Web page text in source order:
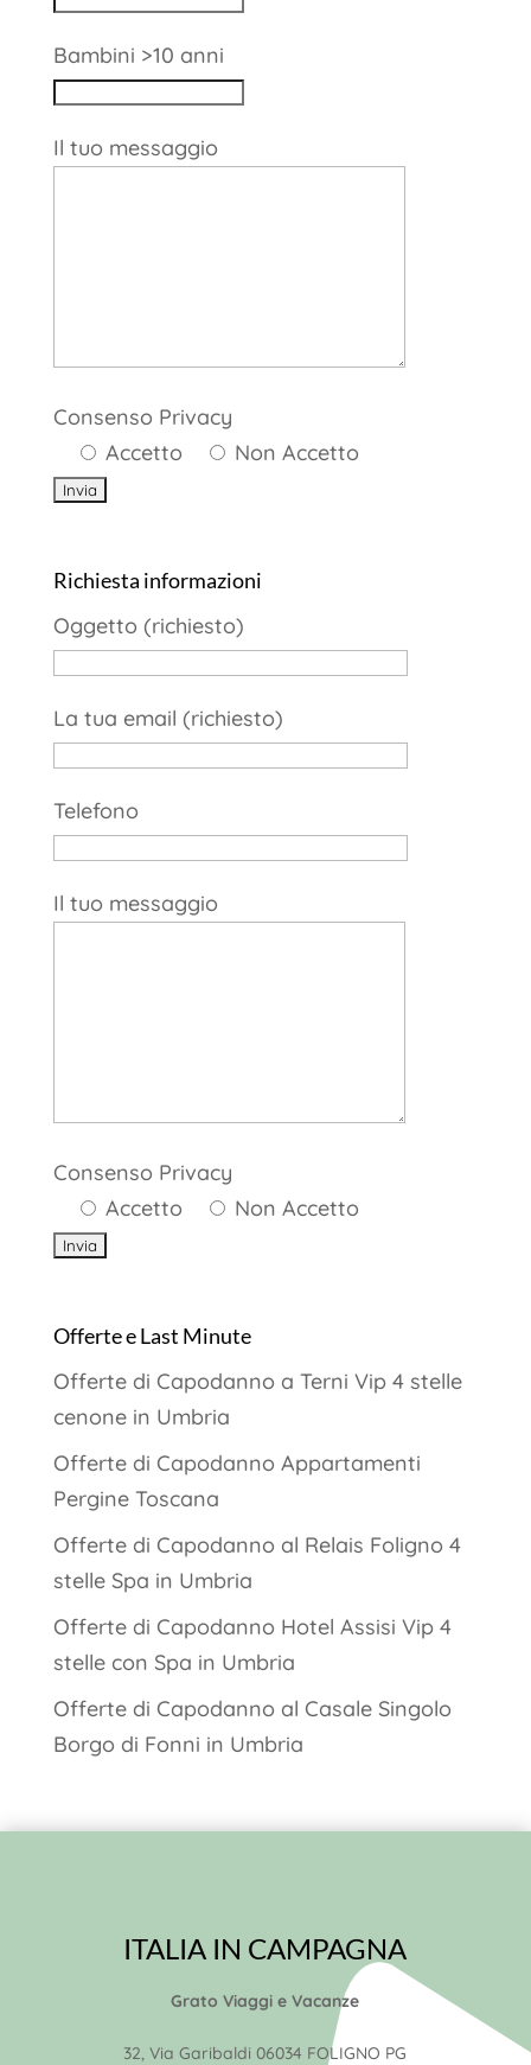
Bambini >10 anni
Il tuo messaggio
Consenso Privacy
Accetto
Non Accetto
Richiesta informazioni
Oggetto (richiesto)
La tua email (richiesto)
Telefono
Il tuo messaggio
Consenso Privacy
Accetto
Non Accetto
Offerte e Last Minute
Offerte di Capodanno a Terni Vip 4 stelle
cenone in Umbria
Offerte di Capodanno Appartamenti
Pergine Toscana
Offerte di Capodanno al Relais Foligno 4
stelle Spa in Umbria
Offerte di Capodanno Hotel Assisi Vip 4
stelle con Spa in Umbria
Offerte di Capodanno al Casale Singolo
Borgo di Fonni in Umbria
ITALIA IN CAMPAGNA
Grato Viaggi e Vacanze
32, Via Garibaldi 06034 FOLIGNO PG